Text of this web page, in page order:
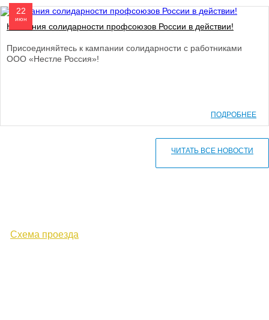
22
июн
Кампания солидарности профсоюзов России в действии!
Присоединяйтесь к кампании солидарности с работниками
ООО «Нестле Россия»!
ПОДРОБНЕЕ
ЧИТАТЬ ВСЕ НОВОСТИ
Схема проезда